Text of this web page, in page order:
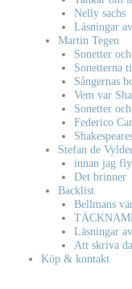
Nelly sachs
Läsningar
Martin Tegen
Sonetter
Sonetterna
Sångernas
Vem var
Sonetter
Federico
Stefan de
innan jag
Det brinner
Backlist
Bellmans
Läsningar
Att skriva
Köp & kontakt